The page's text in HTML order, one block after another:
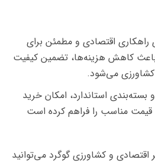
اقتصادی و مطمئن برای
کاهش هزینه‌ها، تضمین کیفیت
می‌شود.
استاندارد، امکان خرید
قیمت مناسب را فراهم کرده است
اقتصادی و کشاورزی گوگرد می‌توانید